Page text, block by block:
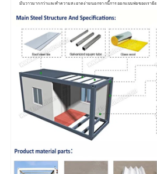
มันวาวมากกว่าและทำความสะอาดง่าย นอกจากนี้การออกแบบท่อของเรายั